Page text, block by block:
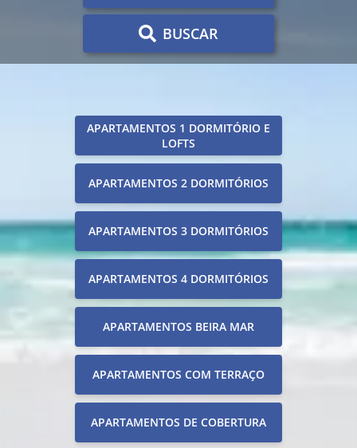
BUSCAR
APARTAMENTOS 1 DORMITÓRIO E
LOFTS
APARTAMENTOS 2 DORMITÓRIOS
APARTAMENTOS 3 DORMITÓRIOS
APARTAMENTOS 4 DORMITÓRIOS
APARTAMENTOS BEIRA MAR
APARTAMENTOS COM TERRAÇO
APARTAMENTOS DE COBERTURA